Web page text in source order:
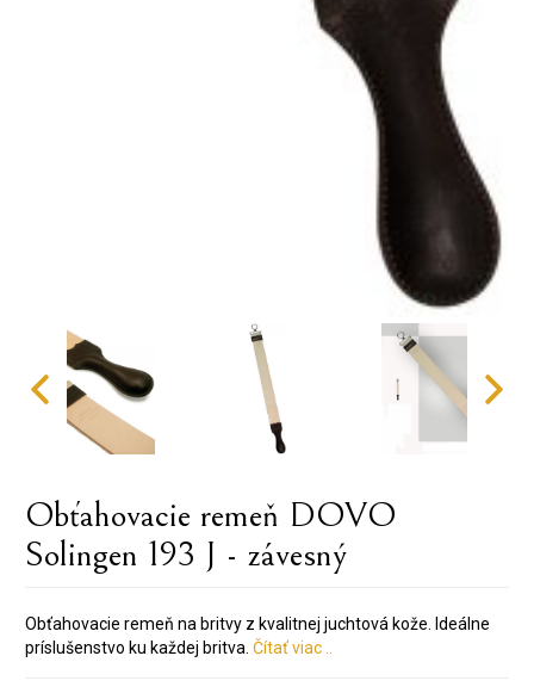
Obťahovacie remeň DOVO
Solingen 193 J - závesný
Obťahovacie remeň na britvy z kvalitnej juchtová kože. Ideálne
príslušenstvo ku každej britva. Čítať viac ..